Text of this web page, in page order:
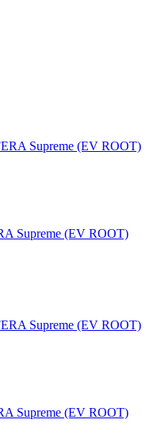
Supreme (EV ROOT)
Supreme (EV ROOT)